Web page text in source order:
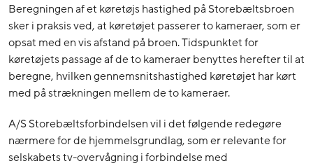
Beregningen af et køretøjs hastighed på Storebæltsbroen
sker i praksis ved, at køretøjet passerer to kameraer, som er
opsat med en vis afstand på broen. Tidspunktet for
køretøjets passage af de to kameraer benyttes herefter til at
beregne, hvilken gennemsnitshastighed køretøjet har kørt
med på strækningen mellem de to kameraer.
A/S Storebæltsforbindelsen vil i det følgende redegøre
nærmere for de hjemmelsgrundlag, som er relevante for
selskabets tv-overvågning i forbindelse med